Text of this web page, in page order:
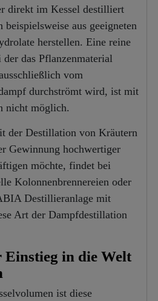
direkt im Kessel destilliert
beispielsweise aus geeigneten
herstellen. Eine reine
das Pflanzenmaterial
vom
durchströmt wird, ist mit
nicht möglich.
der Destillation von Kräutern
Gewinnung hochwertiger
möchte, findet bei
Kolonnenbrennereien oder
Destillieranlage mit
Art der Dampfdestillation
in die Welt
ist diese